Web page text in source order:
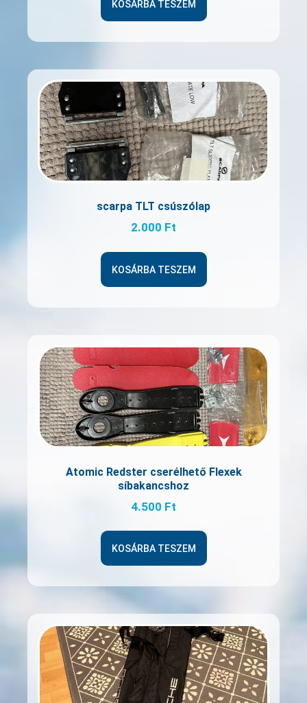
KOSÁRBA TESZEM
scarpa TLT csúszólap
2.000 Ft
KOSÁRBA TESZEM
Atomic Redster cserélhető Flexek
síbakancshoz
4.500 Ft
KOSÁRBA TESZEM